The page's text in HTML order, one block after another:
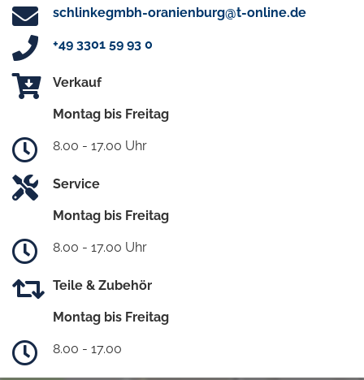
schlinkegmbh-oranienburg@t-online.de
+49 3301 59 93 0
Verkauf
Montag bis Freitag
8.00 - 17.00 Uhr
Service
Montag bis Freitag
8.00 - 17.00 Uhr
Teile & Zubehör
Montag bis Freitag
8.00 - 17.00